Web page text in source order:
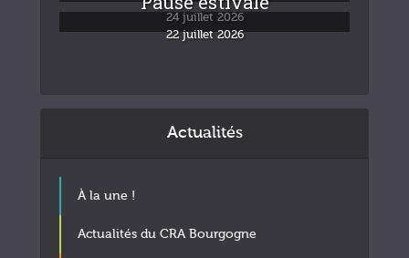
24 juillet 2026
22 juillet 2026
Actualités
À la une !
Actualités du CRA Bourgogne